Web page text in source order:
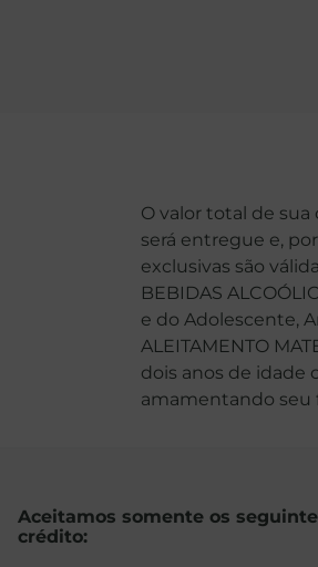
O valor total de
será entregue e,
exclusivas são
BEBIDAS
e do Adolescente,
ALEITAMENTO
dois anos de idade
amamentando seu
Aceitamos somente os
crédito: